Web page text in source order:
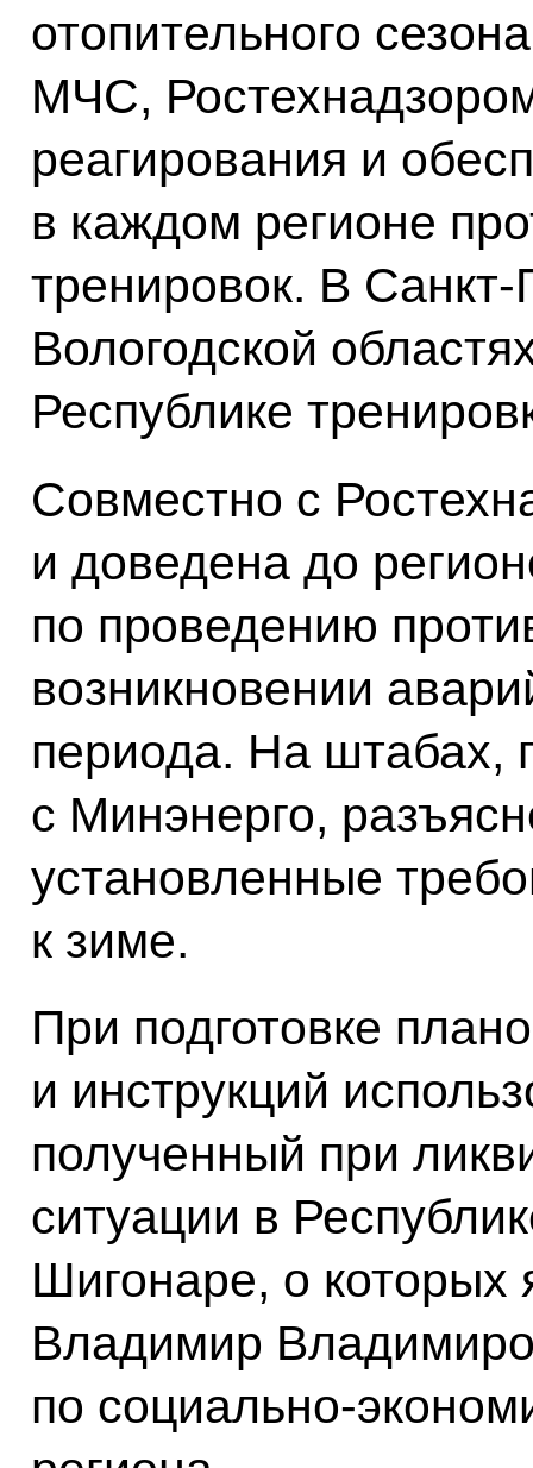
отопительного
МЧС,
реагирования и
в каждом регионе
тренировок. В
Вологодской
Республике
Совместно с
и доведена до
по проведению
возникновении
периода. На штабах,
с Минэнерго,
установленные
к зиме.
При подготовке
и инструкций
полученный при
ситуации в
Шигонаре, о
Владимир
по социально-